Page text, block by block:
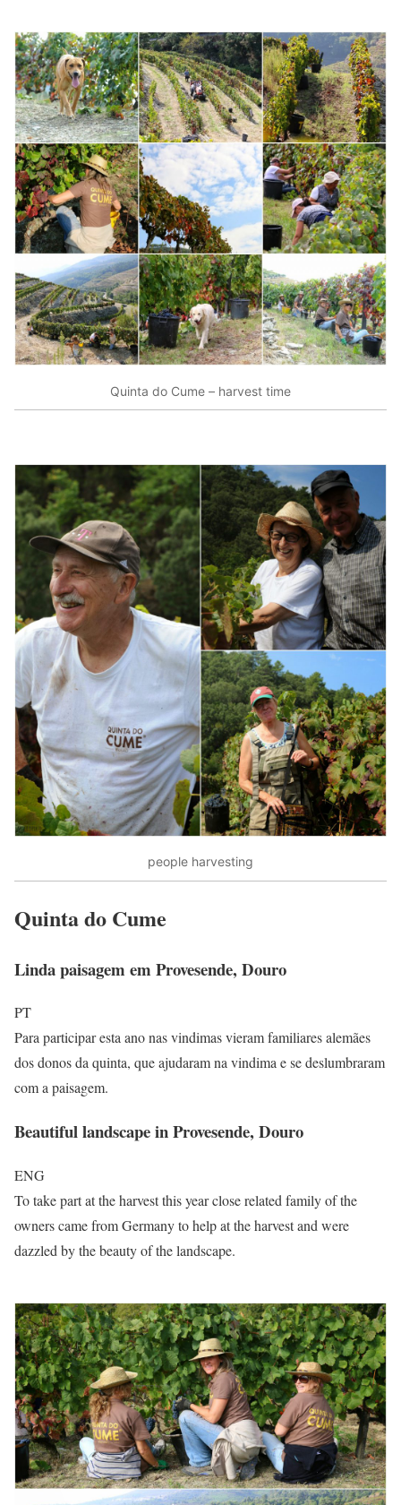
Quinta do Cume – harvest time
people harvesting
Quinta do Cume
Linda paisagem em Provesende, Douro
PT
Para participar esta ano nas vindimas vieram familiares alemães
dos donos da quinta, que ajudaram na vindima e se deslumbraram
com a paisagem.
Beautiful landscape in Provesende, Douro
ENG
To take part at the harvest this year close related family of the
owners came from Germany to help at the harvest and were
dazzled by the beauty of the landscape.